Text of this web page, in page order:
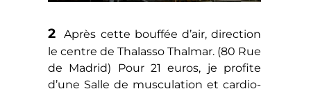
2Après cette bouffée d’air, direction
le centre de Thalasso Thalmar. (80 Rue
de Madrid) Pour 21 euros, je profite
d’une Salle de musculation et cardio-